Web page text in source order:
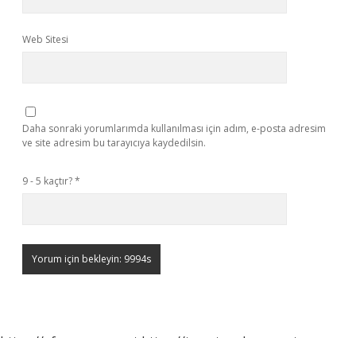
Web Sitesi
Daha sonraki yorumlarımda kullanılması için adım, e-posta adresim
ve site adresim bu tarayıcıya kaydedilsin.
9 - 5 kaçtır?*